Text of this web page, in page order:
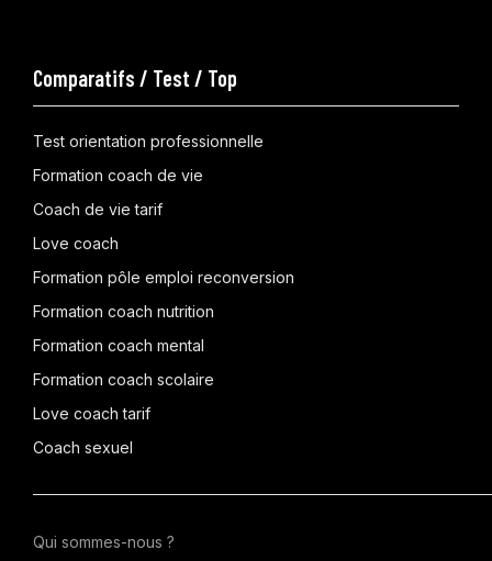
Comparatifs / Test / Top
Test orientation professionnelle
Formation coach de vie
Coach de vie tarif
Love coach
Formation pôle emploi reconversion
Formation coach nutrition
Formation coach mental
Formation coach scolaire
Love coach tarif
Coach sexuel
Qui sommes-nous ?